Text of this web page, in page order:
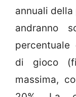
annuali
andranno
percentuale
di gioco
massima,